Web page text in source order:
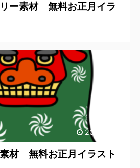
ー素材 無料お正月イラ
2020/11/18
材 無料お正月イラスト